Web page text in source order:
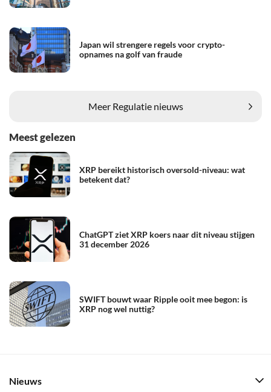
Japan wil strengere regels voor crypto-
opnames na golf van fraude
Meer Regulatie nieuws
Meest gelezen
XRP bereikt historisch oversold-niveau: wat
betekent dat?
ChatGPT ziet XRP koers naar dit niveau stijgen
31 december 2026
SWIFT bouwt waar Ripple ooit mee begon: is
XRP nog wel nuttig?
Nieuws